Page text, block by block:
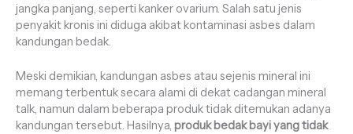
jangka panjang, seperti kanker ovarium. Salah satu jenis
penyakit kronis ini diduga akibat kontaminasi asbes dalam
kandungan bedak.
Meski demikian, kandungan asbes atau sejenis mineral ini
memang terbentuk secara alami di dekat cadangan mineral
talk, namun dalam beberapa produk tidak ditemukan adanya
kandungan tersebut. Hasilnya, produk bedak bayi yang tidak